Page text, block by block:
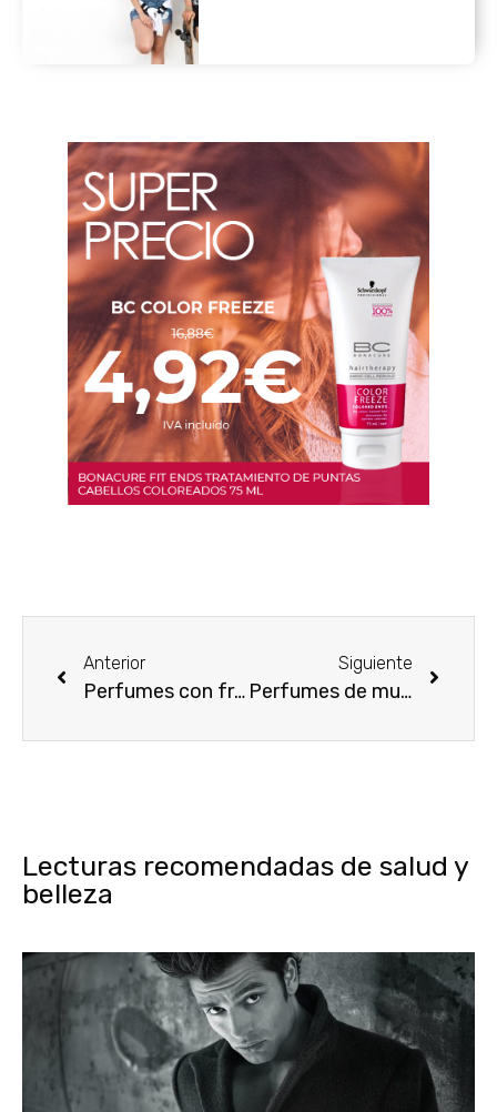
Anterior
Perfumes con frasco rosa: en tendencia
Siguiente
Perfumes de mujer para regalar en el Día de la Madre
Lecturas recomendadas de salud y
belleza